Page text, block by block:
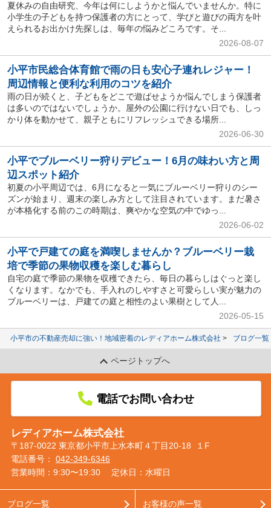
夏休みの自由研究、今年は何にしようかと悩んでいませんか。特に
小学生の子どもを持つ保護者の方にとって、学びと遊びの両方を叶
えられるお出かけ先探しは、毎年の悩みどころです。そ...
2026-08-07
小平市民総合体育館で雨の日も安心子連れレジャー！
周辺情報と便利な利用のコツを紹介
雨の日が続くと、子どもをどこで遊ばせようか悩んでしまう保護者
は多いのではないでしょうか。屋外の公園に行けない日でも、しっ
かり体を動かせて、親子ともにリフレッシュできる場所...
2026-06-30
小平でブルーベリー狩りデビュー！6月の味わい方と周
辺スポット紹介
初夏の小平周辺では、6月になると一気にブルーベリー狩りのシー
ズンが始まり、週末の楽しみ方として注目されています。まだ暑さ
が本格化する前のこの時期は、爽やかな空気の中でゆっ...
2026-06-02
小平で戸建ての庭を満喫しませんか？ブルーベリー栽
培で季節の果物収穫を楽しむ暮らし
自宅の庭で季節の果物を収穫できたら、毎日の暮らしはぐっと楽し
くなります。なかでも、手入れのしやすさと可愛らしい実が魅力の
ブルーベリーは、戸建ての庭と相性のよい果樹として人...
2026-05-15
小平市の不動産売却に強い！地域密着のレディアホーム株式会社 ブログ一覧
ページトップへ
電話でお問い合わせ
レディアホーム株式会社
〒187-0022 東京都小平市上水本町４丁目20-18 １F
電話番号： 042-349-6346
営業時間：9:30〜19:30
定休日：水曜日
ブログ一覧 お客様の声一覧